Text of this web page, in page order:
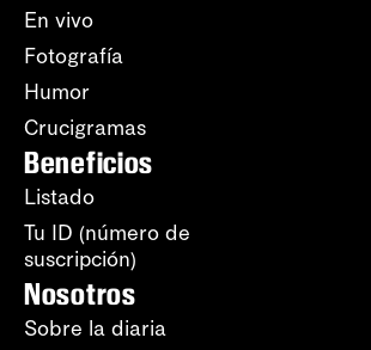
En vivo
Fotografía
Humor
Crucigramas
Beneficios
Listado
Tu ID (número de
suscripción)
Nosotros
Sobre la diaria